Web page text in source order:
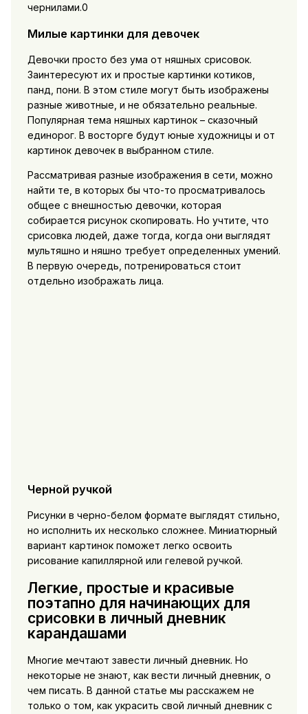
чернилами.0
Милые картинки для девочек
Девочки просто без ума от няшных срисовок.
Заинтересуют их и простые картинки котиков,
панд, пони. В этом стиле могут быть изображены
разные животные, и не обязательно реальные.
Популярная тема няшных картинок – сказочный
единорог. В восторге будут юные художницы и от
картинок девочек в выбранном стиле.
Рассматривая разные изображения в сети, можно
найти те, в которых бы что-то просматривалось
общее с внешностью девочки, которая
собирается рисунок скопировать. Но учтите, что
срисовка людей, даже тогда, когда они выглядят
мультяшно и няшно требует определенных умений.
В первую очередь, потренироваться стоит
отдельно изображать лица.
Черной ручкой
Рисунки в черно-белом формате выглядят стильно,
но исполнить их несколько сложнее. Миниатюрный
вариант картинок поможет легко освоить
рисование капиллярной или гелевой ручкой.
Легкие, простые и красивые
поэтапно для начинающих для
срисовки в личный дневник
карандашами
Многие мечтают завести личный дневник. Но
некоторые не знают, как вести личный дневник, о
чем писать. В данной статье мы расскажем не
только о том, как украсить свой личный дневник с